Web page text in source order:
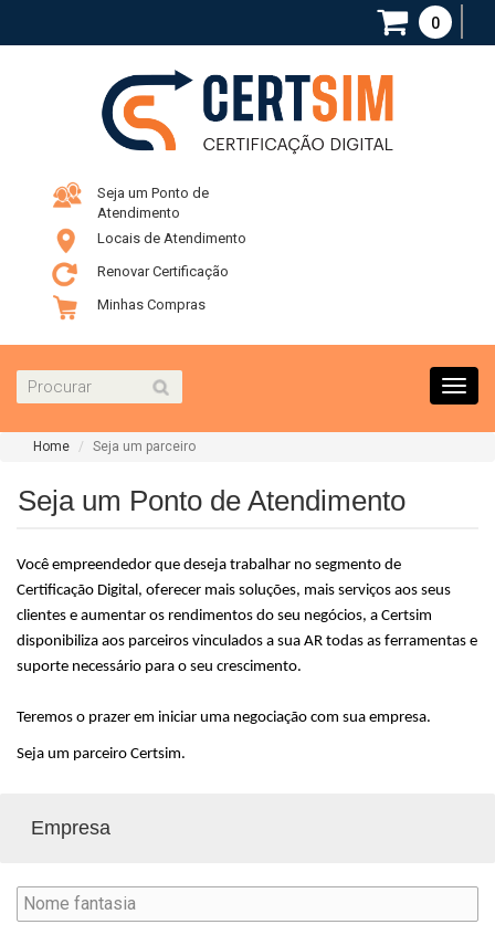
0
Seja um Ponto de
Atendimento
Locais de Atendimento
Renovar Certificação
Minhas Compras
Home Seja um parceiro
Seja um Ponto de Atendimento
Você empreendedor que deseja trabalhar no segmento de
Certificação Digital, oferecer mais soluções, mais serviços aos seus
clientes e aumentar os rendimentos do seu negócios, a Certsim
disponibiliza aos parceiros vinculados a sua AR todas as ferramentas e
suporte necessário para o seu crescimento.
Teremos o prazer em iniciar uma negociação com sua empresa.
Seja um parceiro Certsim.
Empresa